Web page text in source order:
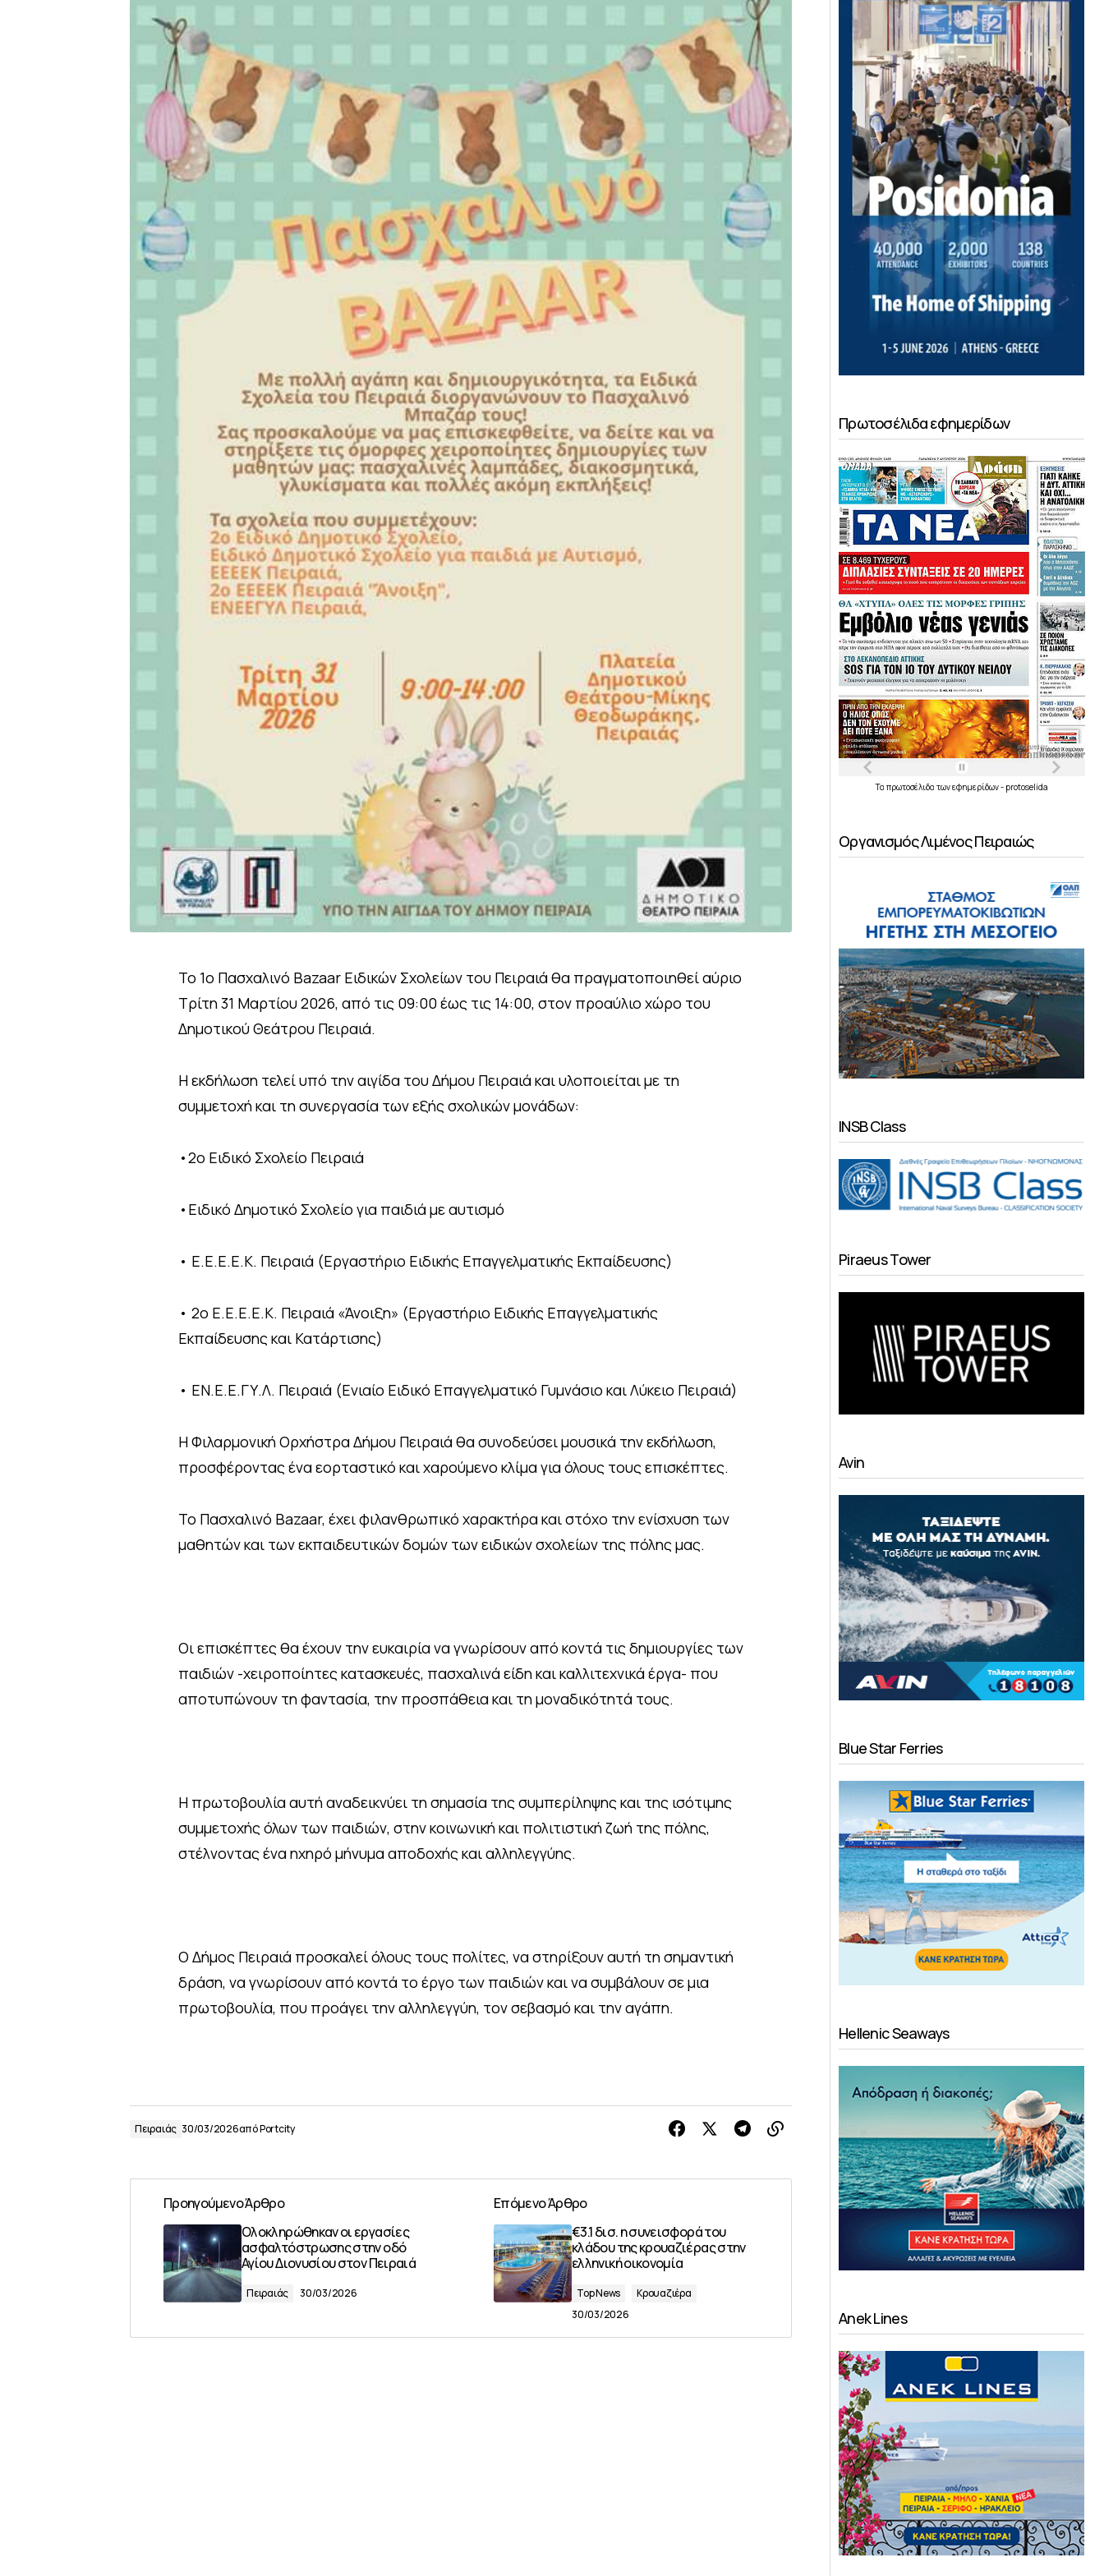
Το 1ο Πασχαλινό Bazaar Ειδικών Σχολείων του Πειραιά θα πραγματοποιηθεί αύριο
Τρίτη 31 Μαρτίου 2026, από τις 09:00 έως τις 14:00, στον προαύλιο χώρο του
Δημοτικού Θεάτρου Πειραιά.
Η εκδήλωση τελεί υπό την αιγίδα του Δήμου Πειραιά και υλοποιείται με τη
συμμετοχή και τη συνεργασία των εξής σχολικών μονάδων:
•2ο Ειδικό Σχολείο Πειραιά
•Ειδικό Δημοτικό Σχολείο για παιδιά με αυτισμό
• Ε.Ε.Ε.Ε.Κ. Πειραιά (Εργαστήριο Ειδικής Επαγγελματικής Εκπαίδευσης)
• 2ο Ε.Ε.Ε.Ε.Κ. Πειραιά «Άνοιξη» (Εργαστήριο Ειδικής Επαγγελματικής
Εκπαίδευσης και Κατάρτισης)
• ΕΝ.Ε.Ε.ΓΥ.Λ. Πειραιά (Ενιαίο Ειδικό Επαγγελματικό Γυμνάσιο και Λύκειο Πειραιά)
Η Φιλαρμονική Ορχήστρα Δήμου Πειραιά θα συνοδεύσει μουσικά την εκδήλωση,
προσφέροντας ένα εορταστικό και χαρούμενο κλίμα για όλους τους επισκέπτες.
Το Πασχαλινό Bazaar, έχει φιλανθρωπικό χαρακτήρα και στόχο την ενίσχυση των
μαθητών και των εκπαιδευτικών δομών των ειδικών σχολείων της πόλης μας.
Οι επισκέπτες θα έχουν την ευκαιρία να γνωρίσουν από κοντά τις δημιουργίες των
παιδιών -χειροποίητες κατασκευές, πασχαλινά είδη και καλλιτεχνικά έργα- που
αποτυπώνουν τη φαντασία, την προσπάθεια και τη μοναδικότητά τους.
Η πρωτοβουλία αυτή αναδεικνύει τη σημασία της συμπερίληψης και της ισότιμης
συμμετοχής όλων των παιδιών, στην κοινωνική και πολιτιστική ζωή της πόλης,
στέλνοντας ένα ηχηρό μήνυμα αποδοχής και αλληλεγγύης.
Ο Δήμος Πειραιά προσκαλεί όλους τους πολίτες, να στηρίξουν αυτή τη σημαντική
δράση, να γνωρίσουν από κοντά το έργο των παιδιών και να συμβάλουν σε μια
πρωτοβουλία, που προάγει την αλληλεγγύη, τον σεβασμό και την αγάπη.
Πειραιάς 30/03/2026απόPortcity
Προηγούμενο Άρθρο
Ολοκληρώθηκαν οι εργασίες
ασφαλτόστρωσης στην οδό
Αγίου Διονυσίου στον Πειραιά
Πειραιάς 30/03/2026
Επόμενο Άρθρο
€3.1 δισ. η συνεισφορά του
κλάδου της κρουαζιέρας στην
ελληνική οικονομία
Top News
Κρουαζιέρα
30/03/2026
Πρωτοσέλιδα εφημερίδων
Τα πρωτοσέλιδα τωνεφημερίδων- protoselida
Οργανισμός Λιμένος Πειραιώς
INSB Class
Piraeus Tower
Avin
Blue Star Ferries
Hellenic Seaways
Anek Lines